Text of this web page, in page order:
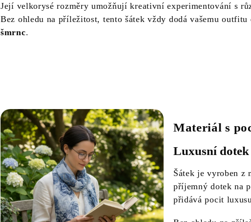
Její velkorysé rozměry umožňují kreativní experimentování s
Bez ohledu na příležitost, tento šátek vždy dodá vašemu outfitu
šmrnc.
Materiál s
Luxusní
Šátek je vyroben z
příjemný dotek na
přidává pocit